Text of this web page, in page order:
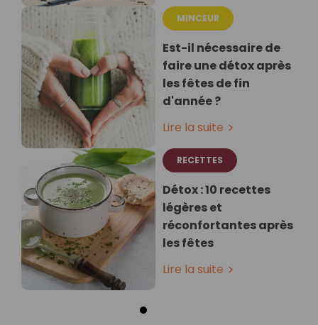
MINCEUR
Est-il nécessaire de
faire une détox après
les fêtes de fin
d'année ?
Lire la suite
RECETTES
Détox : 10 recettes
légères et
réconfortantes après
les fêtes
Lire la suite